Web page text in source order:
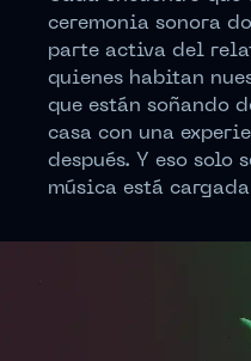
ceremonia sonora
parte activa del
quienes habitan
que están soñando
casa con una
después. Y eso solo
música está